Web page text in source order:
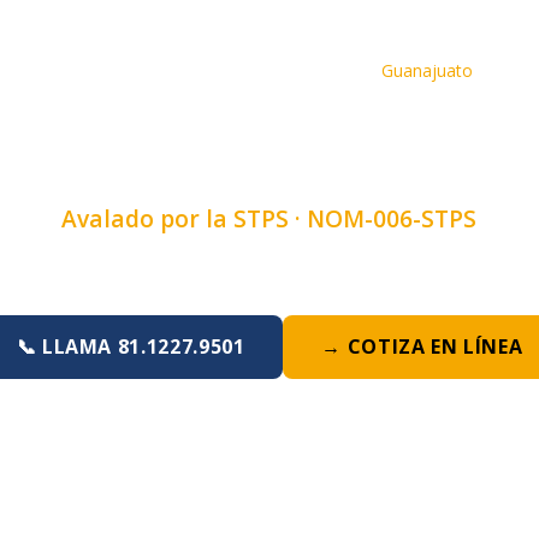
›Guanajuato
Avalado por la STPS · NOM-006-STPS
📞 LLAMA 81.1227.9501 → COTIZA EN LÍNEA